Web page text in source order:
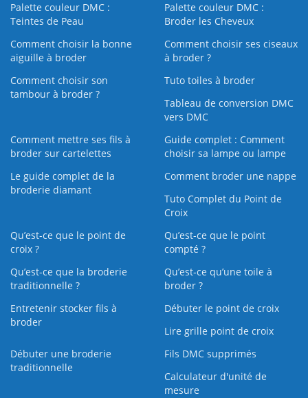
Palette couleur DMC :
Teintes de Peau
Palette couleur DMC :
Broder les Cheveux
Comment choisir la bonne
aiguille à broder
Comment choisir ses ciseaux
à broder ?
Comment choisir son
tambour à broder ?
Tuto toiles à broder
Tableau de conversion DMC
vers DMC
Comment mettre ses fils à
broder sur cartelettes
Guide complet : Comment
choisir sa lampe ou lampe
Le guide complet de la
broderie diamant
Comment broder une nappe
Tuto Complet du Point de
Croix
Qu’est-ce que le point de
croix ?
Qu’est-ce que le point
compté ?
Qu’est-ce que la broderie
traditionnelle ?
Qu’est‑ce qu’une toile à
broder ?
Entretenir stocker fils à
broder
Débuter le point de croix
Lire grille point de croix
Débuter une broderie
traditionnelle
Fils DMC supprimés
Calculateur d'unité de
mesure